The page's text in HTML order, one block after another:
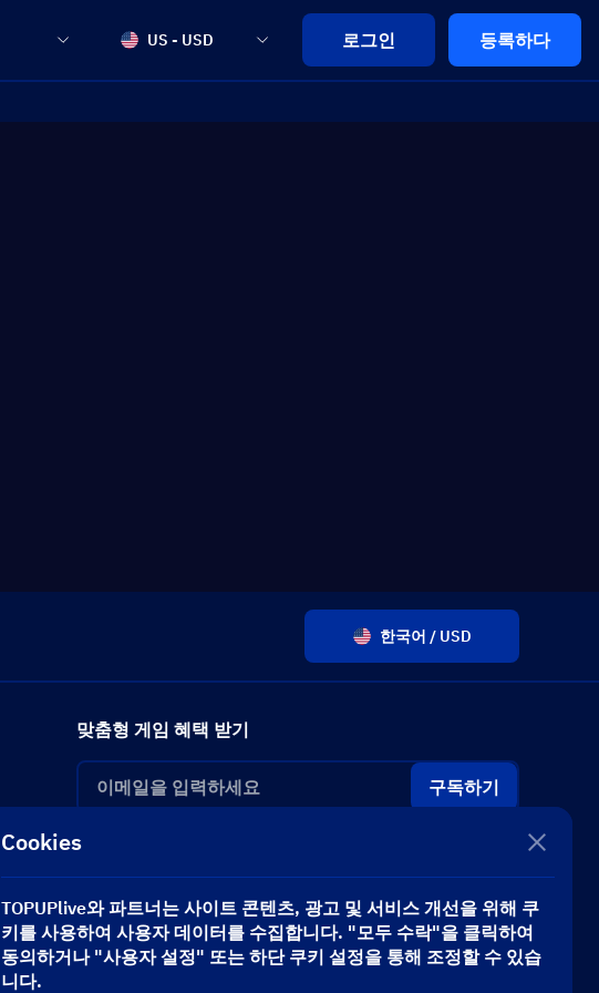
US - USD 로그인 등록하다
한국어 / USD
맞춤형 게임 혜택 받기
구독하기
Cookies
TOPUPlive와 파트너는 사이트 콘텐츠, 광고 및 서비스 개선을 위해 쿠
키를 사용하여 사용자 데이터를 수집합니다. "모두 수락"을 클릭하여
동의하거나 "사용자 설정" 또는 하단 쿠키 설정을 통해 조정할 수 있습
니다.